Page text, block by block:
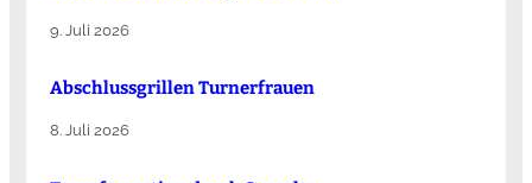
9. Juli 2026
Abschlussgrillen Turnerfrauen
8. Juli 2026